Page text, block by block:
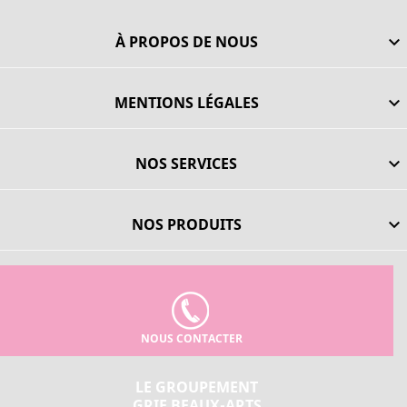
À PROPOS DE NOUS 
MENTIONS LÉGALES 
NOS SERVICES 
NOS PRODUITS 
NOUS CONTACTER
LE GROUPEMENT